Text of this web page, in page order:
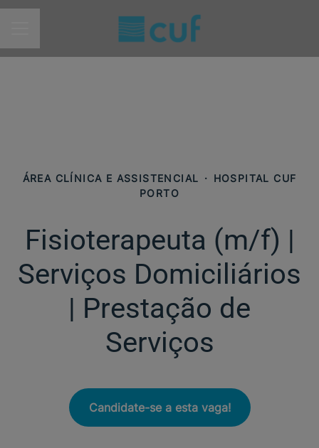
MENU DE CARREIRAS
ÁREA CLÍNICA E ASSISTENCIAL · HOSPITAL CUF
PORTO
Fisioterapeuta (m/f)​ |
Serviços Domiciliários
| Prestação de
Serviços
Candidate-se a esta vaga!